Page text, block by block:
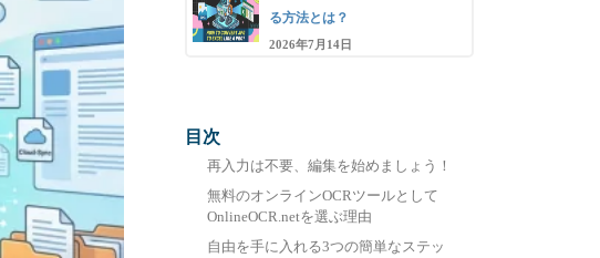
る方法とは？
2026年7月14日
目次
再入力は不要、編集を始めましょう！
無料のオンラインOCRツールとして
OnlineOCR.netを選ぶ理由
自由を手に入れる3つの簡単なステッ